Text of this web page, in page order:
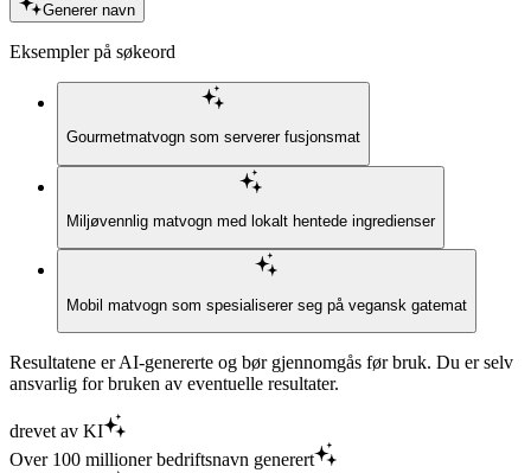
Generer navn
Eksempler på søkeord
Gourmetmatvogn som serverer fusjonsmat
Miljøvennlig matvogn med lokalt hentede ingredienser
Mobil matvogn som spesialiserer seg på vegansk gatemat
Resultatene er AI-genererte og bør gjennomgås før bruk. Du er selv
ansvarlig for bruken av eventuelle resultater.
drevet av KI
Over 100 millioner bedriftsnavn generert